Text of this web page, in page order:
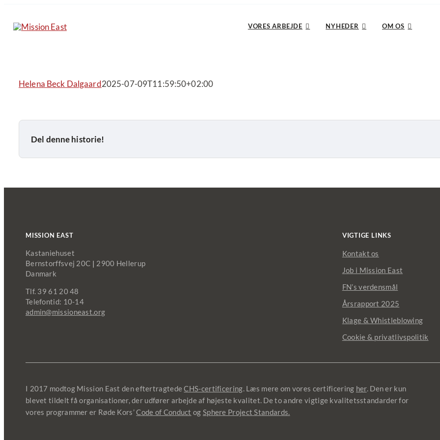
VORES ARBEJDE NYHEDER OM OS
Helena Beck Dalgaard2025-07-09T11:59:50+02:00
Del denne historie!
MISSION EAST
Kastaniehuset
Bernstorffsvej 20C | 2900 Hellerup
Danmark
Tlf. 39 61 20 48
Telefontid: 10-14
admin@missioneast.org
VIGTIGE LINKS
Kontakt os
Job i Mission East
FN’s verdensmål
Årsrapport 2025
Klage & Whistleblowing
Cookie & privatlivspolitik
I 2017 modtog Mission East den eftertragtedeCHS-certificering. Læs mere om vores certificering her. Den er kun
blevet tildelt få organisationer, der udfører arbejde af højeste kvalitet. De to andre vigtige kvalitetsstandarder for
vores programmer er Røde Kors’Code of Conduct og Sphere Project Standards.